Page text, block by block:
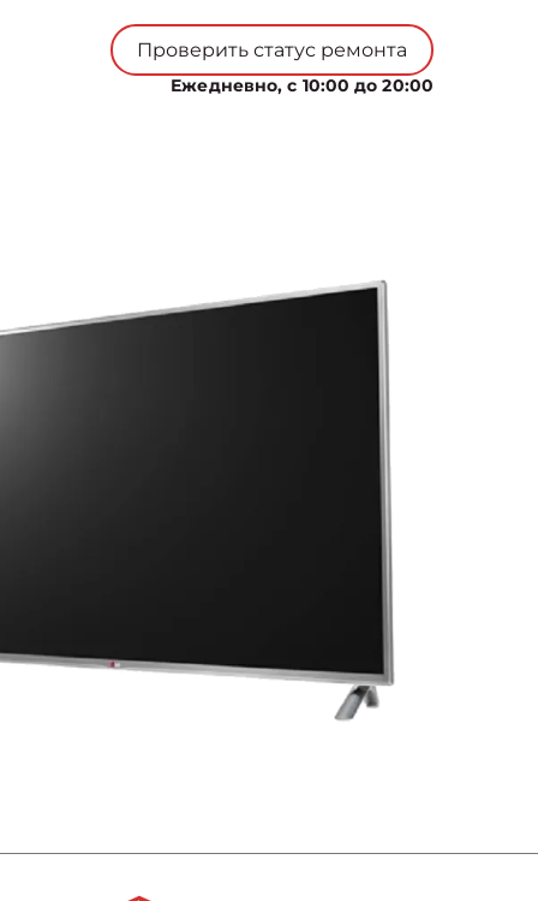
Проверить статус ремонта
Ежедневно, с 10:00 до 20:00